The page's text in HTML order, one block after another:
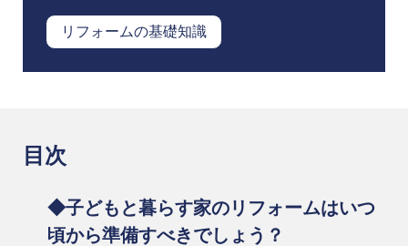
リフォームの基礎知識
目次
◆子どもと暮らす家のリフォームはいつ
頃から準備すべきでしょう？